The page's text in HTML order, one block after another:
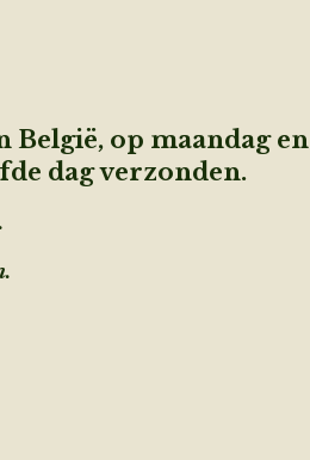
op maandag en
dag verzonden.